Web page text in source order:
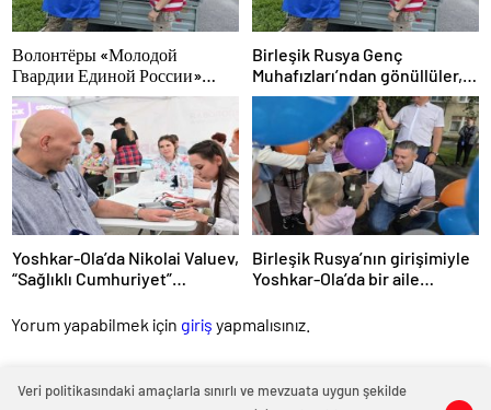
Волонтёры «Молодой
Гвардии Единой России»
ликвидируют последствия
паводков на Урале и Дальнем
Востоке
Birleşik Rusya Genç
Muhafızları’ndan gönüllüler,
Ural ve Uzak Doğu’daki
sellerin sonuçlarını ortadan
kaldırmaya yardımcı oluyor
Yoshkar-Ola’da Nikolai Valuev,
“Sağlıklı Cumhuriyet”
Birleşik Rusya’nın girişimiyle
Yoshkar-Ola’da bir aile
Yorum yapabilmek için giriş yapmalısınız.
Veri politikasındaki amaçlarla sınırlı ve mevzuata uygun şekilde